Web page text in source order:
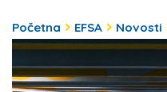
Početna EFSA Novosti